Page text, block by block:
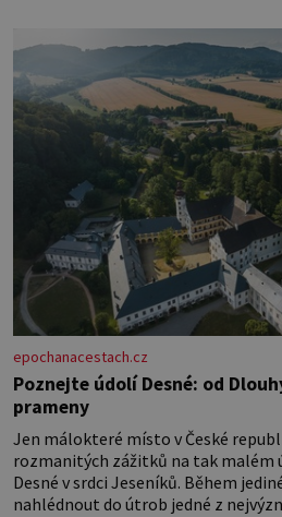
epochanacestach.cz
Poznejte údolí Desné: od
prameny
Jen málokteré místo v České
rozmanitých zážitků na tak malém
Desné v srdci Jeseníků. Během
nahlédnout do útrob jedné z